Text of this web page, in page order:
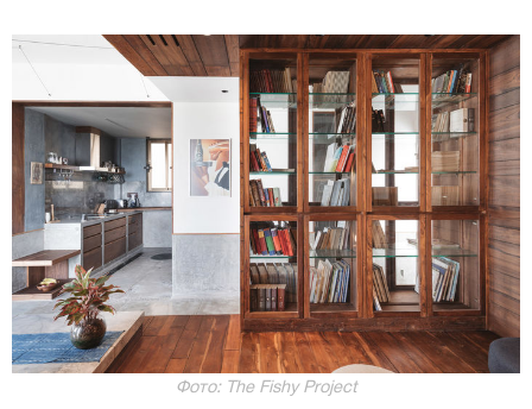
Фото: The Fishy Project